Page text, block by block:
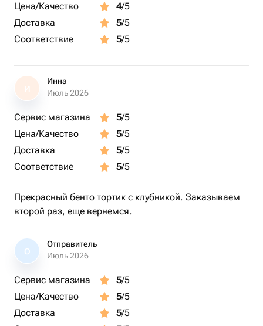
Цена/Качество
4/5
Доставка
5/5
Соответствие
5/5
И
Инна
Июль 2026
Сервис магазина 5/5
Цена/Качество
5/5
Доставка
5/5
Соответствие
5/5
Прекрасный бенто тортик с клубникой. Заказываем
второй раз, еще вернемся.
О
Отправитель
Июль 2026
Сервис магазина 5/5
Цена/Качество
5/5
Доставка
5/5